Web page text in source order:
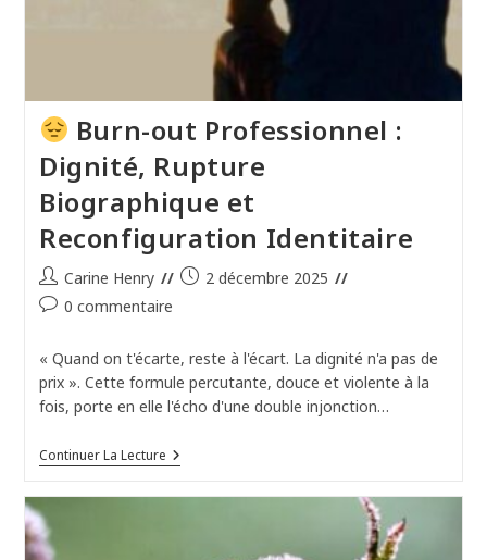
Burn-out Professionnel :
Dignité, Rupture
Biographique et
Reconfiguration Identitaire
Auteur/autrice
de
Carine Henry
Publication
2 décembre 2025
Commentaires
publication :
0 commentaire
« Quand on t'écarte, reste à l'écart. La dignité n'a pas de
prix ». Cette formule percutante, douce et violente à la
fois, porte en elle l'écho d'une double injonction…
Continuer La Lecture
Burn-